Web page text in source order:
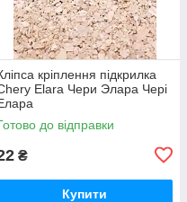
кріплення підкрилка
Elara Чери Элара Чері
до відправки
₴
Купити